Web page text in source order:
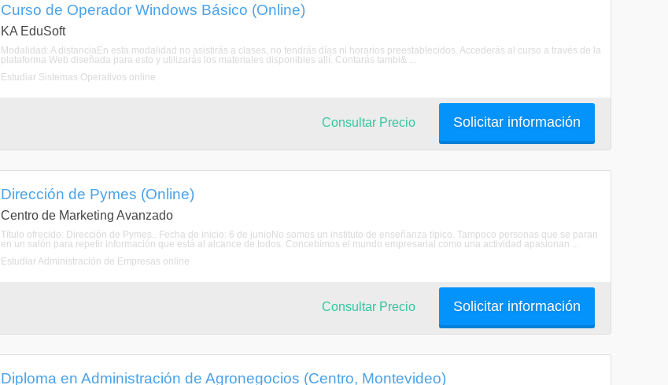
Curso de Operador Windows Básico (Online)
KA EduSoft
Modalidad: A distanciaEn esta modalidad no asistirás a clases, no tendrás días ni horarios preestablecidos. Accederás al curso a través de la
plataforma Web diseñada para esto y utilizarás los materiales disponibles allí. Contarás tambi& ...
Estudiar Sistemas Operativos online
Solicitar información
Consultar Precio
Dirección de Pymes (Online)
Centro de Marketing Avanzado
Título ofrecido: Dirección de Pymes.. Fecha de inicio: 6 de junioNo somos un instituto de enseñanza típico. Tampoco personas que se paran
en un salón para repetir información que está al alcance de todos. Concebimos el mundo empresarial como una actividad apasionan ...
Estudiar Administración de Empresas online
Solicitar información
Consultar Precio
Diploma en Administración de Agronegocios (Centro, Montevideo)